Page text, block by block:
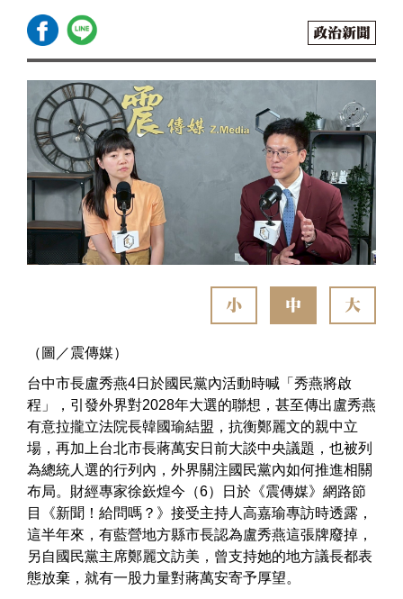
政治新聞
小 中 大
（圖／震傳媒）
台中市長盧秀燕4日於國民黨內活動時喊「秀燕將啟
程」，引發外界對2028年大選的聯想，甚至傳出盧秀燕
有意拉攏立法院長韓國瑜結盟，抗衡鄭麗文的親中立
場，再加上台北市長蔣萬安日前大談中央議題，也被列
為總統人選的行列內，外界關注國民黨內如何推進相關
布局。財經專家徐嶔煌今（6）日於《震傳媒》網路節
目《新聞！給問嗎？》接受主持人高嘉瑜專訪時透露，
這半年來，有藍營地方縣市長認為盧秀燕這張牌廢掉，
另自國民黨主席鄭麗文訪美，曾支持她的地方議長都表
態放棄，就有一股力量對蔣萬安寄予厚望。